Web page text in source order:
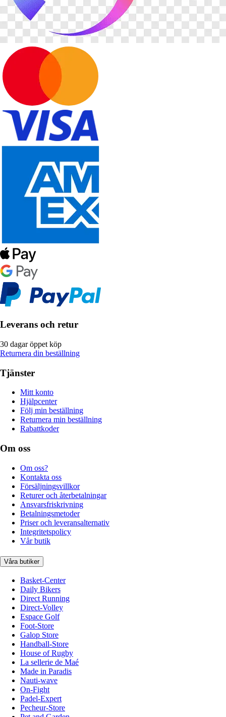
Leverans och retur
30 dagar öppet köp
Returnera din beställning
Tjänster
Mitt konto
Hjälpcenter
Följ min beställning
Returnera min beställning
Rabattkoder
Om oss
Om oss?
Kontakta oss
Försäljningsvillkor
Returer och återbetalningar
Ansvarsfriskrivning
Betalningsmetoder
Priser och leveransalternativ
Integritetspolicy
Vår butik
Våra butiker
Basket-Center
Daily Bikers
Direct Running
Direct-Volley
Espace Golf
Foot-Store
Galop Store
Handball-Store
House of Rugby
La sellerie de Maé
Made in Paradis
Nauti-wave
On-Fight
Padel-Expert
Pecheur-Store